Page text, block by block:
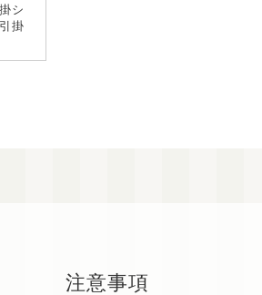
シ
掛
注意事項